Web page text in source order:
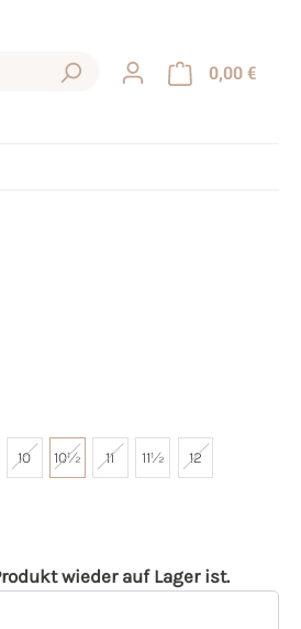
0,00 €
10 10½ 11 11½ 12
wieder auf Lager ist.